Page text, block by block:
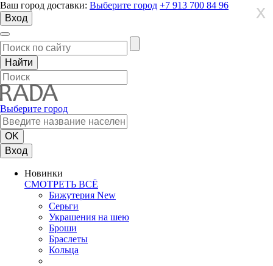
Ваш город доставки: Выберите город +7 913 700 84 96
Вход
Выберите город
Вход
Новинки
СМОТРЕТЬ ВСЁ
Бижутерия New
Серьги
Украшения на шею
Броши
Браслеты
Кольца
X
X
X